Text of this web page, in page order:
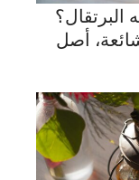
البرتقال؟
أصل